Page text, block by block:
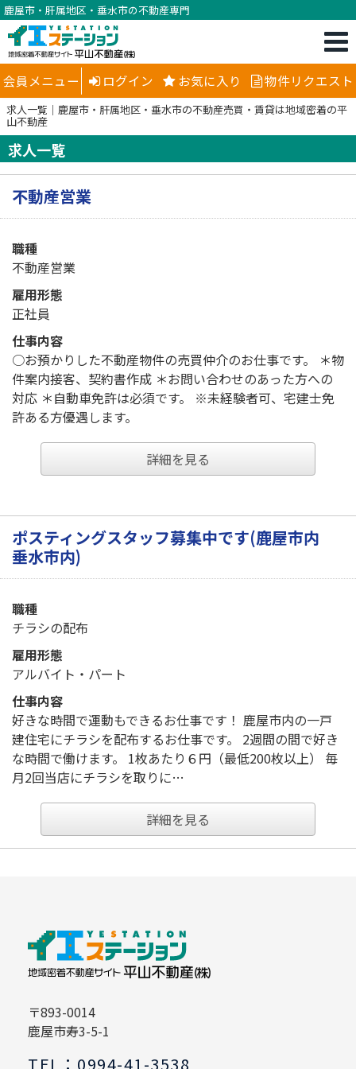
鹿屋市・肝属地区・垂水市の不動産専門
会員メニュー ログイン お気に入り 物件リクエスト
求人一覧｜鹿屋市・肝属地区・垂水市の不動産売買・賃貸は地域密着の平
山不動産
求人一覧
不動産営業
職種
不動産営業
雇用形態
正社員
仕事内容
○お預かりした不動産物件の売買仲介のお仕事です。 ＊物
件案内接客、契約書作成 ＊お問い合わせのあった方への
対応 ＊自動車免許は必須です。 ※未経験者可、宅建士免
許ある方優遇します。
詳細を見る
ポスティングスタッフ募集中です(鹿屋市内
垂水市内)
職種
チラシの配布
雇用形態
アルバイト・パート
仕事内容
好きな時間で運動もできるお仕事です！ 鹿屋市内の一戸
建住宅にチラシを配布するお仕事です。 2週間の間で好き
な時間で働けます。 1枚あたり６円（最低200枚以上） 毎
月2回当店にチラシを取りに…
詳細を見る
〒893-0014
鹿屋市寿3-5-1
TEL：0994-41-3538